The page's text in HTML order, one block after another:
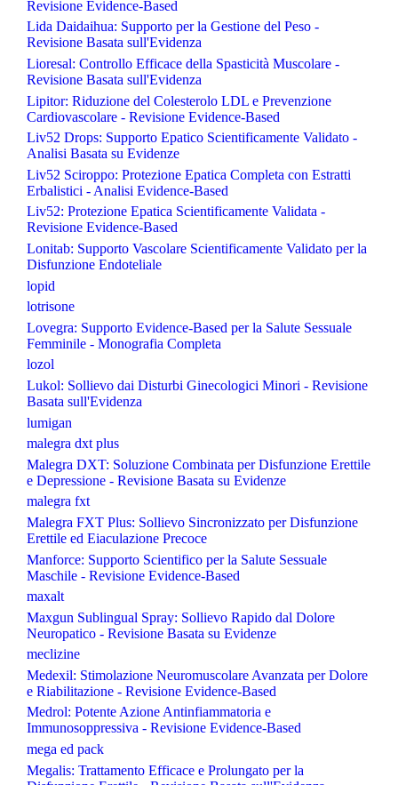
Revisione Evidence-Based
Lida Daidaihua: Supporto per la Gestione del Peso -
Revisione Basata sull'Evidenza
Lioresal: Controllo Efficace della Spasticità Muscolare -
Revisione Basata sull'Evidenza
Lipitor: Riduzione del Colesterolo LDL e Prevenzione
Cardiovascolare - Revisione Evidence-Based
Liv52 Drops: Supporto Epatico Scientificamente Validato -
Analisi Basata su Evidenze
Liv52 Sciroppo: Protezione Epatica Completa con Estratti
Erbalistici - Analisi Evidence-Based
Liv52: Protezione Epatica Scientificamente Validata -
Revisione Evidence-Based
Lonitab: Supporto Vascolare Scientificamente Validato per la
Disfunzione Endoteliale
lopid
lotrisone
Lovegra: Supporto Evidence-Based per la Salute Sessuale
Femminile - Monografia Completa
lozol
Lukol: Sollievo dai Disturbi Ginecologici Minori - Revisione
Basata sull'Evidenza
lumigan
malegra dxt plus
Malegra DXT: Soluzione Combinata per Disfunzione Erettile
e Depressione - Revisione Basata su Evidenze
malegra fxt
Malegra FXT Plus: Sollievo Sincronizzato per Disfunzione
Erettile ed Eiaculazione Precoce
Manforce: Supporto Scientifico per la Salute Sessuale
Maschile - Revisione Evidence-Based
maxalt
Maxgun Sublingual Spray: Sollievo Rapido dal Dolore
Neuropatico - Revisione Basata su Evidenze
meclizine
Medexil: Stimolazione Neuromuscolare Avanzata per Dolore
e Riabilitazione - Revisione Evidence-Based
Medrol: Potente Azione Antinfiammatoria e
Immunosoppressiva - Revisione Evidence-Based
mega ed pack
Megalis: Trattamento Efficace e Prolungato per la